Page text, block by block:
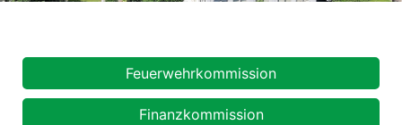
Kommissionen
Feuerwehrkommission
Finanzkommission